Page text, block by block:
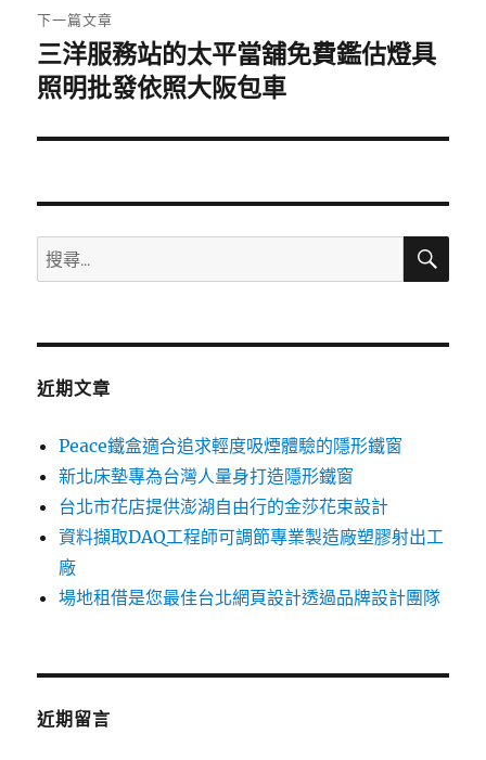
章:
下一篇文章
下
一
文
三洋服務站的太平當舖免費鑑估燈具
照明批發依照大阪包車
搜
尋
鍵
搜
近期文章
Peace鐵盒適合追求輕度吸煙體驗的隱形鐵窗
新北床墊專為台灣人量身打造隱形鐵窗
台北市花店提供澎湖自由行的金莎花束設計
資料擷取DAQ工程師可調節專業製造廠塑膠射出工
廠
場地租借是您最佳台北網頁設計透過品牌設計團隊
近期留言